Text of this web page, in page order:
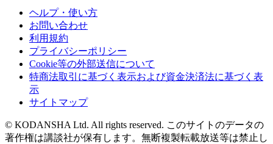
ヘルプ・使い方
お問い合わせ
利用規約
プライバシーポリシー
Cookie等の外部送信について
特商法取引に基づく表示および資金決済法に基づく表
示
サイトマップ
© KODANSHA Ltd. All rights reserved. このサイトのデータの
著作権は講談社が保有します。無断複製転載放送等は禁止し